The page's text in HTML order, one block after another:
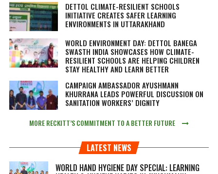
DETTOL CLIMATE-RESILIENT SCHOOLS
INITIATIVE CREATES SAFER LEARNING
ENVIRONMENTS IN UTTARAKHAND
WORLD ENVIRONMENT DAY: DETTOL BANEGA
SWASTH INDIA SHOWCASES HOW CLIMATE-
RESILIENT SCHOOLS ARE HELPING CHILDREN
STAY HEALTHY AND LEARN BETTER
CAMPAIGN AMBASSADOR AYUSHMANN
KHURRANA LEADS POWERFUL DISCUSSION ON
SANITATION WORKERS’ DIGNITY
MORE RECKITT’S COMMITMENT TO A BETTER FUTURE
LATEST NEWS
WORLD HAND HYGIENE DAY SPECIAL: LEARNING